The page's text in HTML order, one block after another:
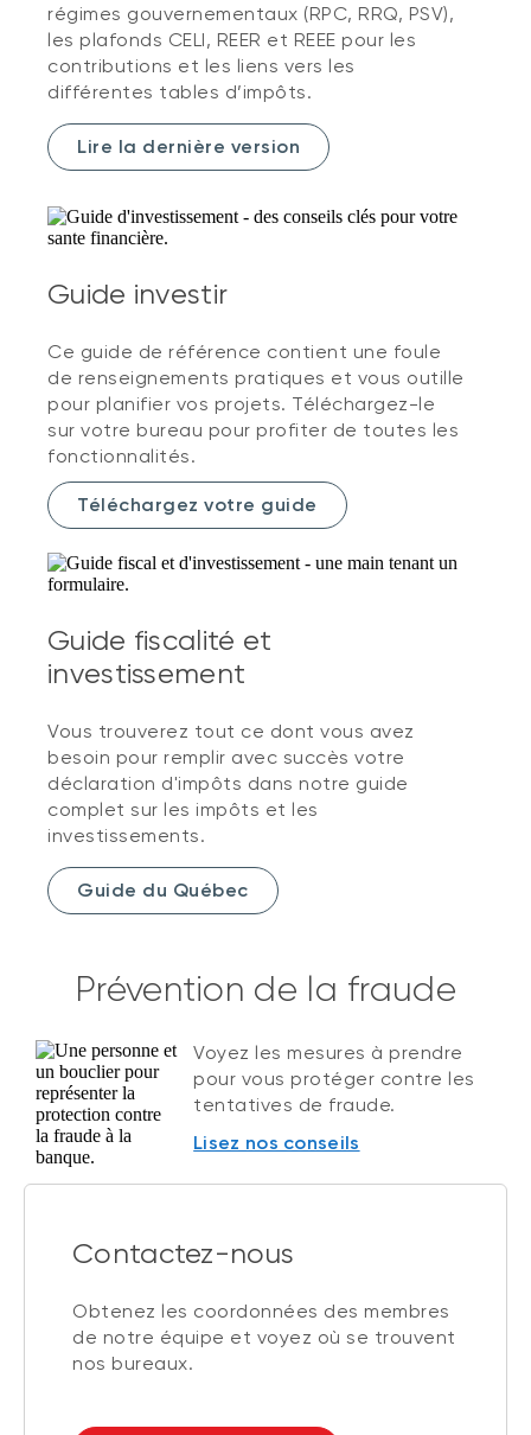
régimes gouvernementaux (RPC, RRQ, PSV),
les plafonds CELI, REER et REEE pour les
contributions et les liens vers les
différentes tables d’impôts.
Lire la dernière version
Guide investir
Ce guide de référence contient une foule
de renseignements pratiques et vous outille
pour planifier vos projets. Téléchargez-le
sur votre bureau pour profiter de toutes les
fonctionnalités.
Téléchargez votre guide
Guide fiscalité et
investissement
Vous trouverez tout ce dont vous avez
besoin pour remplir avec succès votre
déclaration d'impôts dans notre guide
complet sur les impôts et les
investissements.
Guide du Québec
Prévention de la fraude
Voyez les mesures à prendre
pour vous protéger contre les
tentatives de fraude.
Lisez nos conseils
Contactez-nous
Obtenez les coordonnées des membres
de notre équipe et voyez où se trouvent
nos bureaux.